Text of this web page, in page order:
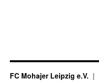
FC Mohajer Leipzig e.V.